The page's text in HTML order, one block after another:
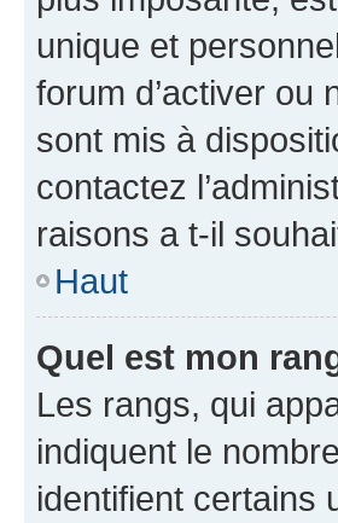
unique et
forum d’activer ou
sont mis à
contactez
raisons a t-il
Haut
Quel est mon
Les rangs, qui
indiquent le
identifient certains